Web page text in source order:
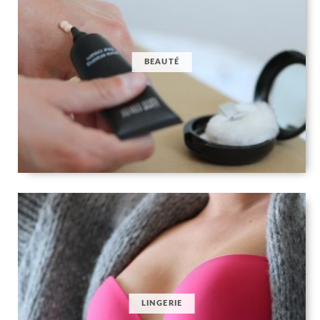
BEAUTÉ
LINGERIE